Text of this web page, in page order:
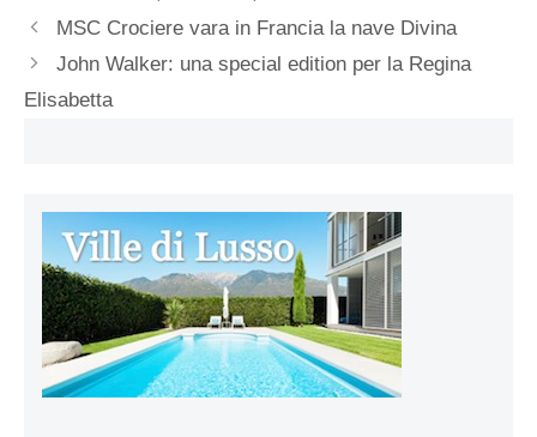
MSC Crociere vara in Francia la nave Divina
John Walker: una special edition per la Regina
Elisabetta